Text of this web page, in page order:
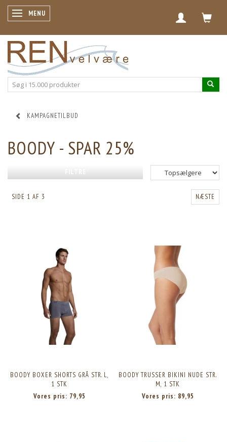
SKIFTE NAVIGATION
MENU
KAMPAGNETILBUD
BOODY - SPAR 25%
FILTRE
SIDE 1 AF 3 NÆSTE
BOODY BOXER SHORTS GRÅ STR. L,
1 STK
Vores pris: 79,95
BOODY TRUSSER BIKINI NUDE STR.
M, 1 STK
Vores pris: 89,95